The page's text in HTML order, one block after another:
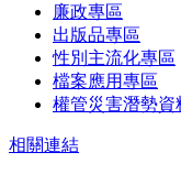
廉政專區
出版品專區
性別主流化專區
檔案應用專區
權管災害潛勢資
相關連結